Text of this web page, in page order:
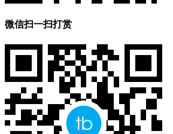
微信扫一扫打赏